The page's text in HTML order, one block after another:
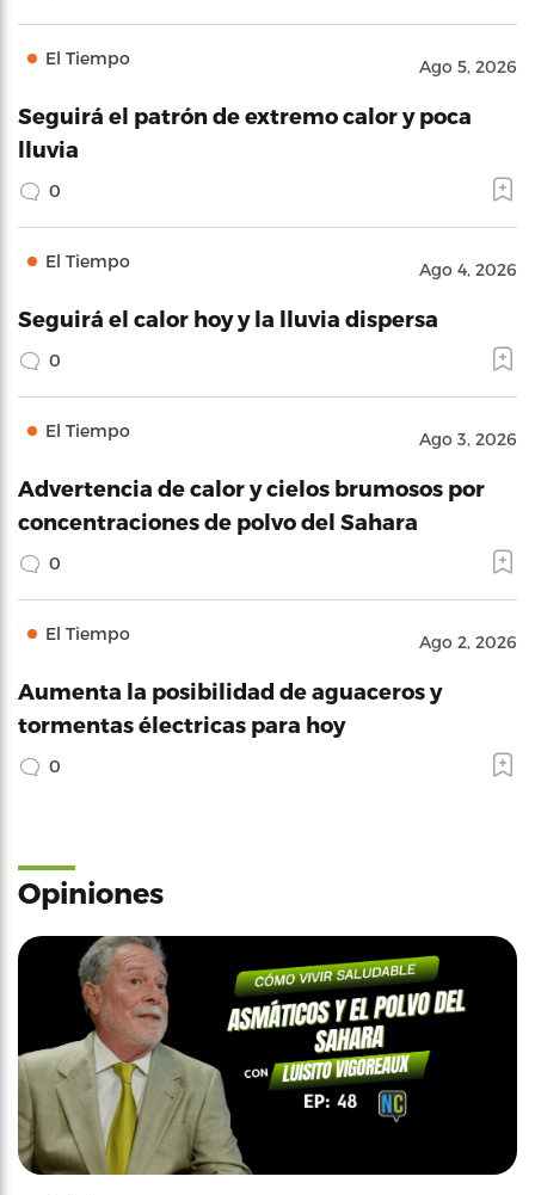
El Tiempo Ago 5, 2026
Seguirá el patrón de extremo calor y poca
lluvia
0
El Tiempo Ago 4, 2026
Seguirá el calor hoy y la lluvia dispersa
0
El Tiempo Ago 3, 2026
Advertencia de calor y cielos brumosos por
concentraciones de polvo del Sahara
0
El Tiempo Ago 2, 2026
Aumenta la posibilidad de aguaceros y
tormentas électricas para hoy
0
Opiniones